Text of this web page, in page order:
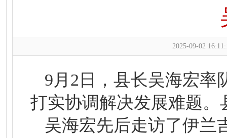
2025-09-02
9月2日，县长吴海宏率
打实协调解决发展难题
吴海宏先后走访了伊兰